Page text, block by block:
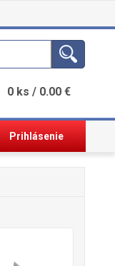
0 ks / 0.00 €
Prihlásenie